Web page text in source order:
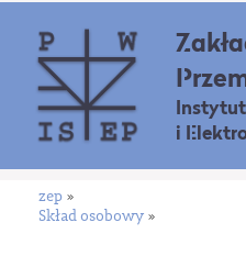
i
zep »
Skład osobowy »